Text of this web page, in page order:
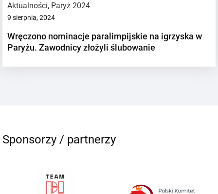
Aktualności, Paryż 2024
9 sierpnia, 2024
Wręczono nominacje paralimpijskie na igrzyska w
Paryżu. Zawodnicy złożyli ślubowanie
Sponsorzy / partnerzy